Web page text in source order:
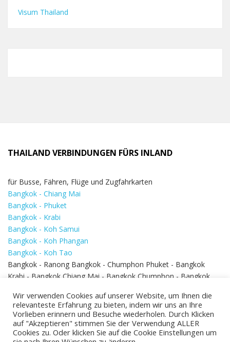
Visum Thailand
THAILAND VERBINDUNGEN FÜRS INLAND
für Busse, Fähren, Flüge und Zugfahrkarten
Bangkok - Chiang Mai
Bangkok - Phuket
Bangkok - Krabi
Bangkok - Koh Samui
Bangkok - Koh Phangan
Bangkok - Koh Tao
Bangkok - Ranong Bangkok - Chumphon Phuket - Bangkok
Krabi - Bangkok Chiang Mai - Bangkok Chumphon - Bangkok
Bangkok - Hua Hin
Wir verwenden Cookies auf unserer Website, um Ihnen die
relevanteste Erfahrung zu bieten, indem wir uns an Ihre
Vorlieben erinnern und Besuche wiederholen. Durch Klicken
auf "Akzeptieren" stimmen Sie der Verwendung ALLER
Cookies zu. Oder klicken Sie auf die Cookie Einstellungen um